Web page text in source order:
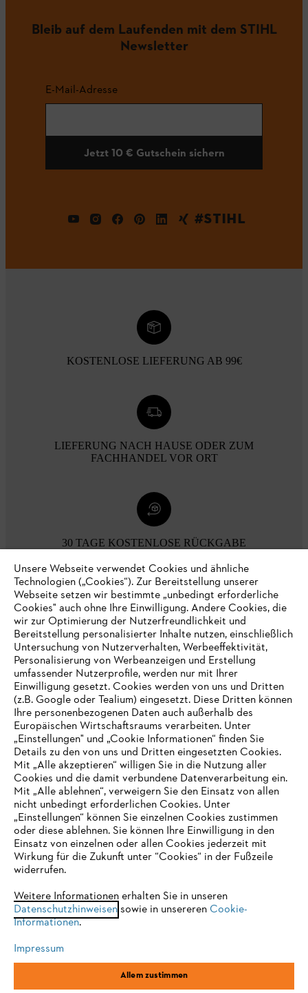
Bleib auf dem Laufenden mit dem STIHL
Newsletter
E-Mail-Adresse
Jetzt 10 € Gutschein sichern
#STIHL
KOSTENLOSE LIEFERUNG AB 99€
LIEFERUNG NACH HAUSE ODER ZUM
FACHHANDEL VOR ORT
30 TAGE KOSTENLOSE RÜCKGABE
Zahlungsmöglichkeiten
Unternehmen
Online Shop
Service
Allgemeine Geschäftsbedingungen
Impressum Cookies Rechtliche Informationen
IHR BROWSER WIRD NICHT
UNTERSTÜTZT
eine optimale Nutzung unserer Seite empfehlen wir Ihnen, zu
einem der folgenden Browser zu wechseln:
Firefox Chrome
Unsere Webseite verwendet Cookies und ähnliche
Technologien („Cookies“). Zur Bereitstellung unserer
Webseite setzen wir bestimmte „unbedingt erforderliche
Cookies" auch ohne Ihre Einwilligung. Andere Cookies, die
wir zur Optimierung der Nutzerfreundlichkeit und
Bereitstellung personalisierter Inhalte nutzen, einschließlich
Untersuchung von Nutzerverhalten, Werbeeffektivität,
Personalisierung von Werbeanzeigen und Erstellung
umfassender Nutzerprofile, werden nur mit Ihrer
Einwilligung gesetzt. Cookies werden von uns und Dritten
(z.B. Google oder Tealium) eingesetzt. Diese Dritten können
Ihre personenbezogenen Daten auch außerhalb des
Europäischen Wirtschaftsraums verarbeiten. Unter
„Einstellungen" und „Cookie Informationen“ finden Sie
Details zu den von uns und Dritten eingesetzten Cookies.
Mit „Alle akzeptieren“ willigen Sie in die Nutzung aller
Cookies und die damit verbundene Datenverarbeitung ein.
Mit „Alle ablehnen“, verweigern Sie den Einsatz von allen
nicht unbedingt erforderlichen Cookies. Unter
„Einstellungen“ können Sie einzelnen Cookies zustimmen
oder diese ablehnen. Sie können Ihre Einwilligung in den
Einsatz von einzelnen oder allen Cookies jederzeit mit
Wirkung für die Zukunft unter “Cookies“ in der Fußzeile
widerrufen.
Weitere Informationen erhalten Sie in unseren
Datenschutzhinweisensowie in unsereren Cookie-
Informationen.
Impressum
Allem zustimmen